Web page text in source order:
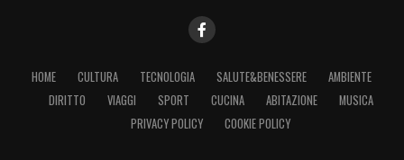
HOME CULTURA TECNOLOGIA SALUTE&BENESSERE
AMBIENTE
DIRITTO
VIAGGI SPORT CUCINA ABITAZIONE
MUSICA
PRIVACY POLICY
COOKIE POLICY